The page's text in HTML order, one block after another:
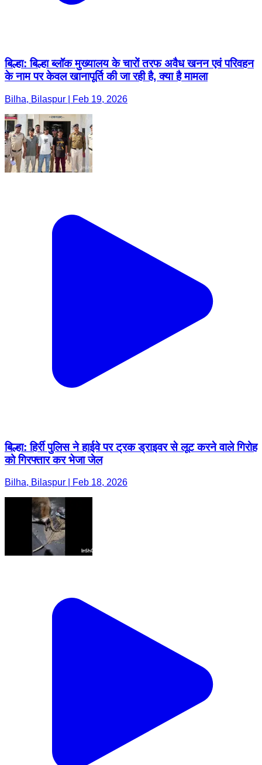
बिल्हा: बिल्हा ब्लॉक मुख्यालय के चारों तरफ अवैध खनन एवं परिवहन
के नाम पर केवल खानापूर्ति की जा रही है, क्या है मामला
Bilha, Bilaspur | Feb 19, 2026
बिल्हा: हिर्री पुलिस ने हाईवे पर ट्रक ड्राइवर से लूट करने वाले गिरोह
को गिरफ्तार कर भेजा जेल
Bilha, Bilaspur | Feb 18, 2026